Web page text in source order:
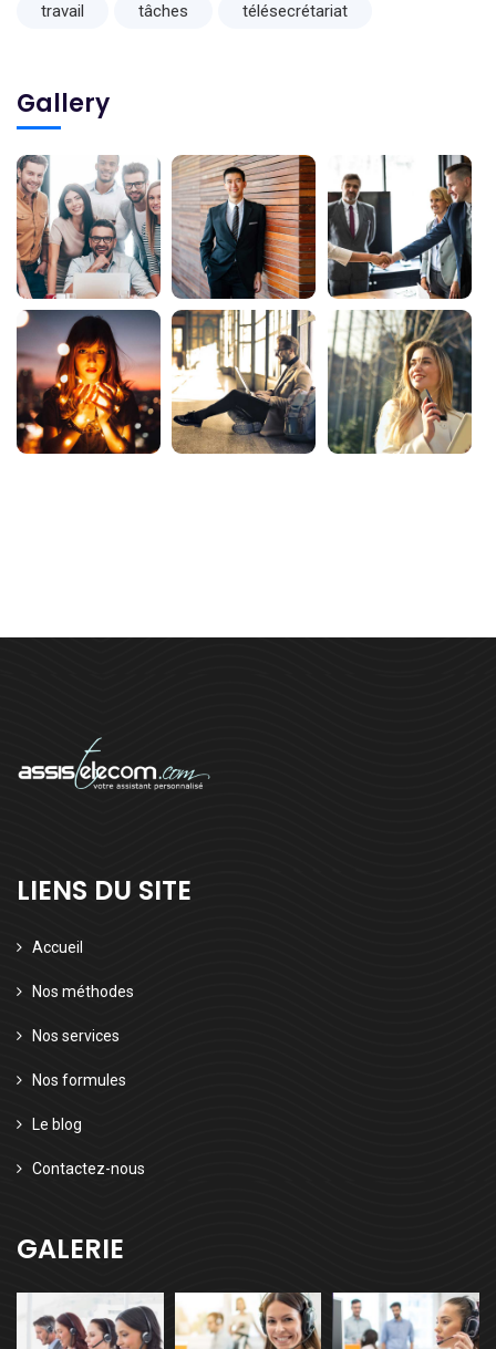
travail tâches télésecrétariat
Gallery
LIENS DU SITE
Accueil
Nos méthodes
Nos services
Nos formules
Le blog
Contactez-nous
GALERIE